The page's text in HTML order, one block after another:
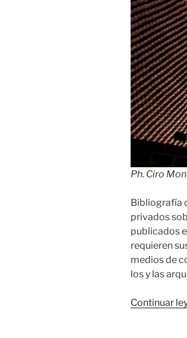
Ph. Ciro
Bibliografía
privados
publicados
requieren
medios de
los y las
Continuar